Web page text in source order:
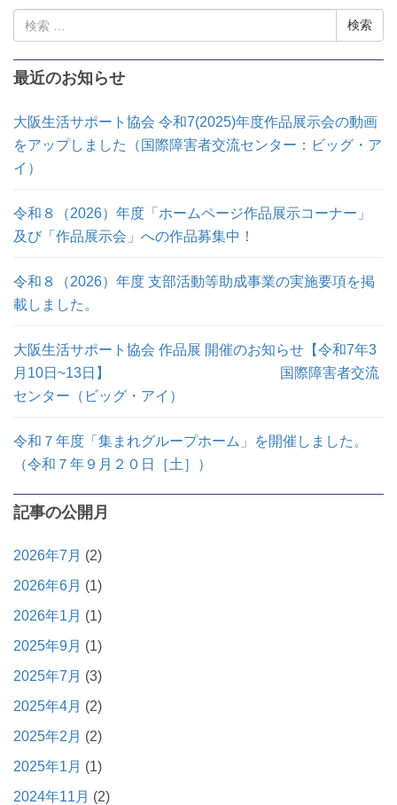
検
索:
最近のお知らせ
大阪生活サポート協会 令和7(2025)年度作品展示会の動画
をアップしました（国際障害者交流センター：ビッグ・ア
イ）
令和８（2026）年度「ホームページ作品展示コーナー」
及び「作品展示会」への作品募集中！
令和８（2026）年度 支部活動等助成事業の実施要項を掲
載しました。
大阪生活サポート協会 作品展 開催のお知らせ【令和7年3
月10日~13日】 国際障害者交流
センター（ビッグ・アイ）
令和７年度「集まれグループホーム」を開催しました。
（令和７年９月２０日［土］）
記事の公開月
2026年7月 (2)
2026年6月 (1)
2026年1月 (1)
2025年9月 (1)
2025年7月 (3)
2025年4月 (2)
2025年2月 (2)
2025年1月 (1)
2024年11月 (2)